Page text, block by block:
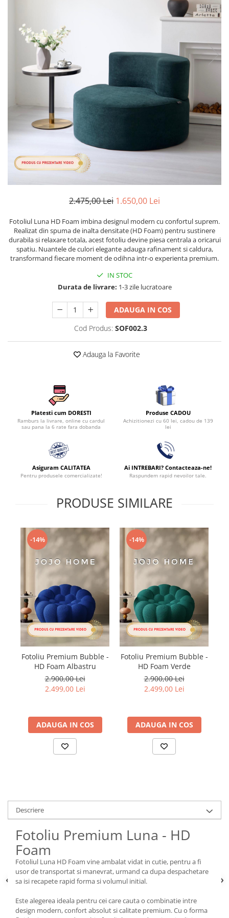
Lenjerii De Pat Creponate
Lenjerii De Pat Bumbac Poplin 2
Persoane
Lenjerii De Pat Bumbac Poplin,
Lenjerii De Pat Bumbac Satinat 2
Persoane
Lenjerii De Pat Volanase
Lenjerii De Pat, Finet Premium 3D,
Lenjerii De Pat Jacquard
Lenjerii De Pat Catifea
Lenjerii De Pat Cocolino
Artificiala De Iepure, 6 Piese, 2
Persoane
Set Lenjerie Pat Blanita Iepure, 6
Piese, Cu Pilota Inclusa
Set Lenjerie De Pat, 7 Piese, Cu
Set Lenjerie De Pat Jacquard Regal,
11 Piese, Cuvertura Inclusa
Lenjerii De Pat, Finet Premium, 1
Lenjerii De Pat, Imprimeu 3D, 1
2.475,00 Lei 1.650,00 Lei
Fotoliul Luna HD Foam imbina designul modern cu confortul suprem.
Realizat din spuma de inalta densitate (HD Foam) pentru sustinere
durabila si relaxare totala, acest fotoliu devine piesa centrala a oricarui
spatiu. Nuantele de culori elegante adauga rafinament si caldura,
transformand fiecare moment de odihna intr-o experienta premium.
IN STOC
Durata de livrare: 1-3 zile lucratoare
ADAUGA IN COS
Cod Produs: SOF002.3
Adauga la Favorite
Platesti cum DORESTI
Ramburs la livrare, online cu cardul
sau pana la 6 rate fara dobanda
Produse CADOU
Achizitionezi cu 60 lei, cadou de 139
lei
Asiguram CALITATEA
Pentru produsele comercializate!
Ai INTREBARI? Contacteaza-ne!
Raspundem rapid nevoilor tale.
PRODUSE SIMILARE
-14%
Fotoliu Premium Bubble -
HD Foam Albastru
2.900,00 Lei
2.499,00 Lei
ADAUGA IN COS
-14%
Fotoliu Premium Bubble -
HD Foam Verde
2.900,00 Lei
2.499,00 Lei
ADAUGA IN COS
Descriere
Fotoliu Premium Luna - HD
Foam
Fotoliul Luna HD Foam vine ambalat vidat in cutie, pentru a fi
usor de transportat si manevrat, urmand ca dupa despachetare
sa isi recapete rapid forma si volumul initial.
Este alegerea ideala pentru cei care cauta o combinatie intre
design modern, confort absolut si calitate premium. Cu o forma